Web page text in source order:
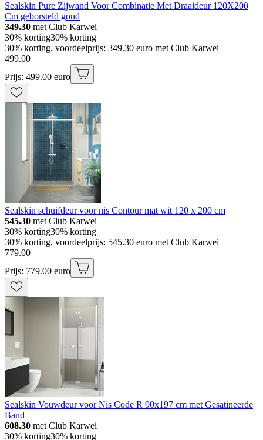
Sealskin Pure Zijwand Voor Combinatie Met Draaideur 120X200
Cm geborsteld goud
349.30 met Club Karwei
30% korting30% korting
30% korting, voordeelprijs: 349.30 euro met Club Karwei
499.00
Prijs: 499.00 euro
Sealskin schuifdeur voor nis Contour mat wit 120 x 200 cm
545.30 met Club Karwei
30% korting30% korting
30% korting, voordeelprijs: 545.30 euro met Club Karwei
779.00
Prijs: 779.00 euro
Sealskin Vouwdeur voor Nis Code R 90x197 cm met Gesatineerde
Band
608.30 met Club Karwei
30% korting30% korting